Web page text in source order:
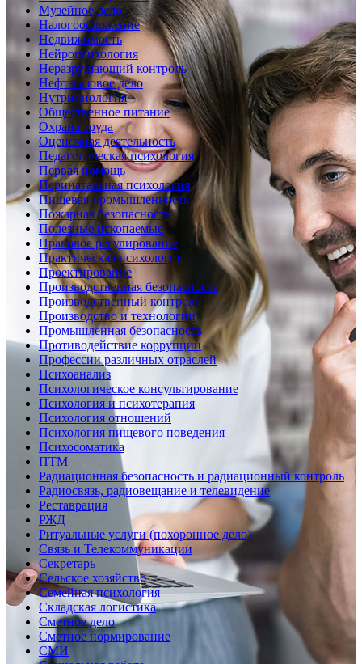
Музейное дело
Налогообложение
Недвижимость
Нейропсихология
Неразрушающий контроль
Нефтегазовое дело
Нутрициология
Общественное питание
Охрана труда
Оценочная деятельность
Педагогическая психология
Первая помощь
Перинатальная психология
Пищевая промышленность
Пожарная безопасность
Полезные ископаемые
Правовое регулирование
Практическая психология
Проектирование
Производственная безопасность
Производственный контроль
Производство и технологии
Промышленная безопасность
Противодействие коррупции
Профессии различных отраслей
Психоанализ
Психологическое консультирование
Психология и психотерапия
Психология отношений
Психология пищевого поведения
Психосоматика
ПТМ
Радиационная безопасность и радиационный контроль
Радиосвязь, радиовещание и телевидение
Реставрация
РЖД
Ритуальные услуги (похоронное дело)
Связь и Телекоммуникации
Секретарь
Сельское хозяйство
Семейная психология
Складская логистика
Сметное дело
Сметное нормирование
СМИ